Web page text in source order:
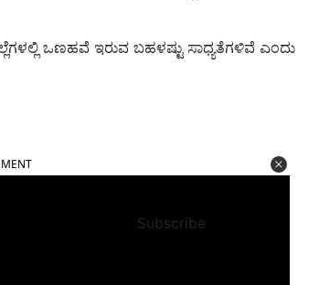
Subscribe
ಒಣಹವೆ ಇರುವ ಬಹಳಷ್ಟು ಸಾಧ್ಯತೆಗಳಿವೆ ಎಂದು